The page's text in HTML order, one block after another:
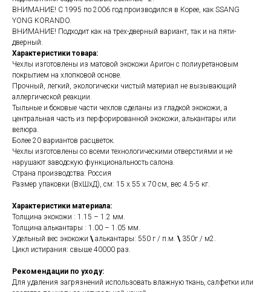
ВНИМАНИЕ! С 1995 по 2006 год производился в Корее, как SSANG
YONG KORANDO.
ВНИМАНИЕ! Подходит как на трех-дверный вариант, так и на пяти-
дверный.
Характеристики товара:
Чехлы изготовлены из матовой экокожи Аригон с полиуретановым
покрытием на хлопковой основе.
Прочный, легкий, экологически чистый материал не вызывающий
аллергической реакции.
Тыльные и боковые части чехлов сделаны из гладкой экокожи, а
центральная часть из перфорированной экокожи, алькантары или
велюра.
Более 20 вариантов расцветок.
Чехлы изготовлены со всеми технологическими отверстиями и не
нарушают заводскую функциональность салона.
Страна производства: Россия
Размер упаковки (ВхШхД), см: 15 x 55 x 70 см, вес 4.5-5 кг.
Характеристики материала:
Толщина экокожи : 1.15 – 1.2 мм.
Толщина алькантары : 1.00 – 1.05 мм.
Удельный вес экокожи \ алькантары: 550 г / п.м. \ 350г / м2.
Цикл истирания: свыше 40000 раз.
Рекомендации по уходу:
Для удаления загрязнений использовать влажную ткань, салфетки или